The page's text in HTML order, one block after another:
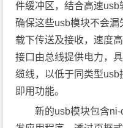
件缓冲区，结合高速
确保这些usb模块不会漏
载下传送及接收，速度
接口由总线提供电力，
缆线，以低于同类型
即用功能。
新的usb模块包含